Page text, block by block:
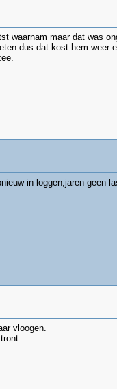
waarnam maar dat was
dus dat kost hem weer
in loggen,jaren geen
vloogen.